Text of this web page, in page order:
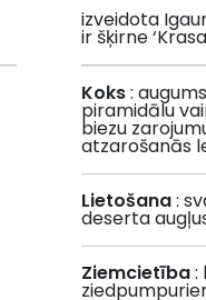
izveidota
ir šķirne
Koks:
piramidālu
biezu
atzarošanās
Lietošana:
deserta
Ziemcietība: